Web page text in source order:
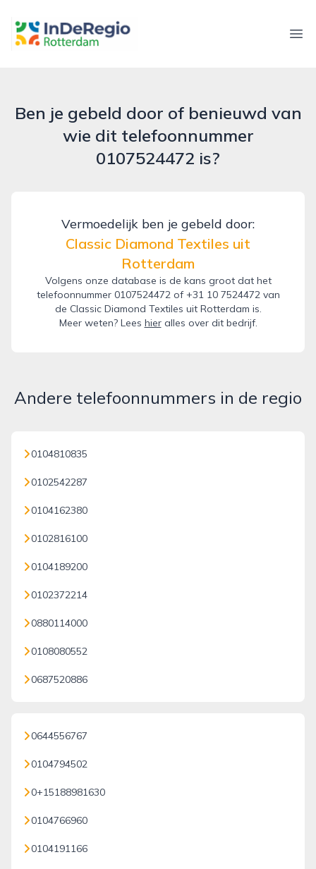
inderegiorotterdam.nl
Ben je gebeld door of benieuwd van
wie dit telefoonnummer
0107524472 is?
Vermoedelijk ben je gebeld door:
Classic Diamond Textiles uit
Rotterdam
Volgens onze database is de kans groot dat het
telefoonnummer 0107524472 of +31 10 7524472 van
de Classic Diamond Textiles uit Rotterdam is.
Meer weten? Lees hieralles over dit bedrijf.
Andere telefoonnummers in de regio
0104810835
0102542287
0104162380
0102816100
0104189200
0102372214
0880114000
0108080552
0687520886
0644556767
0104794502
0+15188981630
0104766960
0104191166